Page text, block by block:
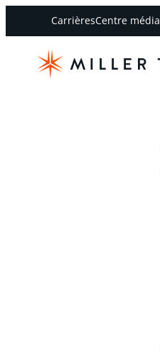
CarrièresCentre média